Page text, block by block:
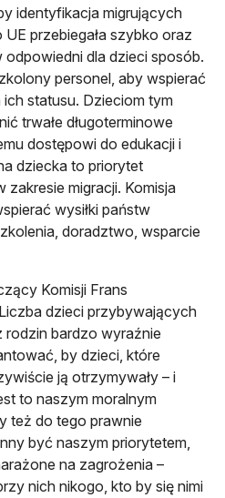
identyfikacja migrujących
przebiegała szybko oraz
dla dzieci sposób.
personel, aby wspierać
statusu. Dzieciom tym
trwałe długoterminowe
dostępowi do edukacji i
dziecka to priorytet
zakresie migracji. Komisja
wysiłki państw
doradztwo, wsparcie
Komisji Frans
dzieci przybywających
rodzin bardzo wyraźnie
by dzieci, które
ją otrzymywały – i
to naszym moralnym
też do tego prawnie
być naszym priorytetem,
na zagrożenia –
nich nikogo, kto by się nimi